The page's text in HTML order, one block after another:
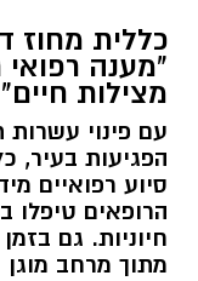
כללית מחוז
"מענה רפואי
מצילות חיים"
עם פינוי
הפגיעות בעיר,
סיוע רפואיים
הרופאים טיפלו
חיוניות. גם
מתוך מרחב מוגן